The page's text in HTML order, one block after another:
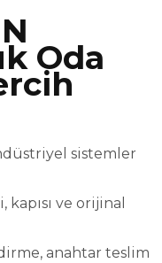
Oda
sistemler
ve orijinal
anahtar teslim